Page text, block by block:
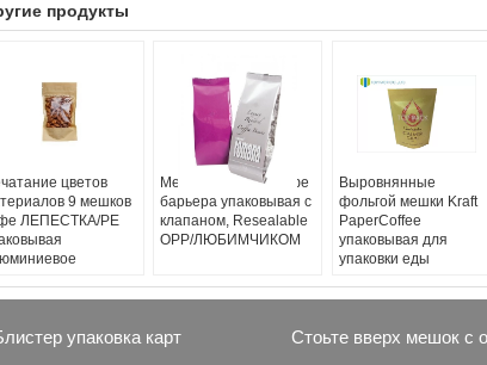
продукты
цветов
9 мешков
ЛЕПЕСТКА/PE
Мешок высокого кофе
барьера упаковывая с
клапаном, Resealable
OPP/ЛЮБИМЧИКОМ
Выровнянные
фольгой мешки Kraft
PaperCoffee
упаковывая для
упаковки еды
упаковка карт Стоьте вверх мешок с